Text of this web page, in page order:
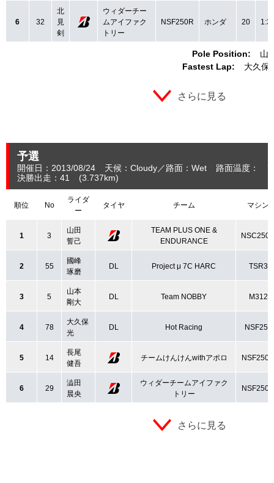
Pole Position:
山
Fastest Lap:
大久保
6 32
北
見
剣
ウィダーチー
ムアイファク
トリー
NSF250R ホンダ 20
さらに見る
予選
開催日：2013/08/24 天候：Cloudy 路面：Wet
路面温度：
決勝出走：41
(3.737km)
順位 No
ライダ
ー
タイヤ チーム マシン
1 3
山田
誓己
TEAM PLUS ONE &
ENDURANCE
2 55
國峰
琢磨
DL Project μ 7C HARC TSR3
3 5
山本
剛大
DL Team NOBBY M312
4 78
大久保
光
DL Hot Racing NSF250
5 14
長尾
健吾
チームけんけんwithアポロ NSF250R
6 29
澁田
晨央
ウィダーチームアイファク
トリー
NSF250R
さらに見る